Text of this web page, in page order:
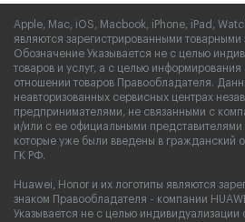
Apple, Mac, iOS, Macbook, iPhone, iPad,
являются зарегистрированными товарными
Обозначение Указывается не с целью
товаров и услуг, а с целью информирования
отношении товаров Правообладателя.
неавторизованных сервисных центрах
предпринимателями, не связанными с
и/или с ее официальными представителями
которые уже были введены в гражданский
ГК РФ.
Huawei, Honor и их логотипы являются
знаком Правообладателя - компании
Указывается не с целью индивидуализации